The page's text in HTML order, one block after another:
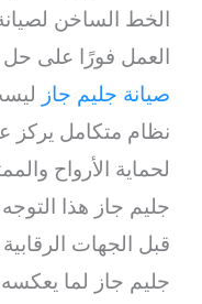
الخط الساخن
العمل فورًا على
صيانة جليم جاز
نظام متكامل يركز
لحماية الأرواح
جليم جاز هذا
قبل الجهات
جليم جاز لما